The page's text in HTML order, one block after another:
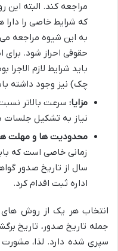
مراجعه کند. البته
که شرایط خاصی را دارا
به این شیوه مراجعه
حقوقی احراز شود. برای
باید شرایط لازم
چک) نیز وجود داشته
مزایا: سرعت بالاتر
نیاز به تشکیل جلسات
محدودیت ها و مهلت
زمانی خاصی است که
سال از تاریخ صدور
اداره ثبت اقدام کرد.
انتخاب هر یک از روش
جمله تاریخ صدور، تاریخ
سپری شده دارد. لذا،